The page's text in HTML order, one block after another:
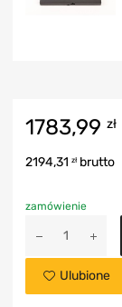
1783,99 zł
2194,31 zł brutto
zamówienie
Ulubione